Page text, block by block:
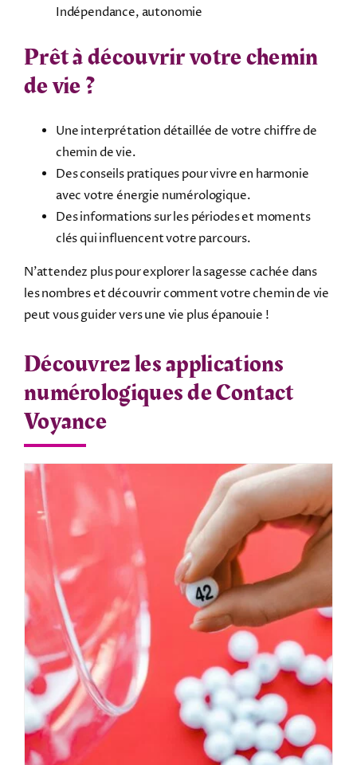
Indépendance, autonomie
Prêt à découvrir votre chemin
de vie ?
Une interprétation détaillée de votre chiffre de
chemin de vie.
Des conseils pratiques pour vivre en harmonie
avec votre énergie numérologique.
Des informations sur les périodes et moments
clés qui influencent votre parcours.
N’attendez plus pour explorer la sagesse cachée dans
les nombres et découvrir comment votre chemin de vie
peut vous guider vers une vie plus épanouie !
Découvrez les applications
numérologiques de Contact
Voyance